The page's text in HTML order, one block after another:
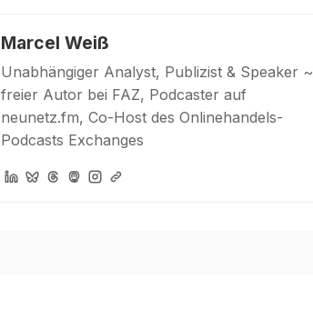
Marcel Weiß
Unabhängiger Analyst, Publizist & Speaker ~
freier Autor bei FAZ, Podcaster auf
neunetz.fm, Co-Host des Onlinehandels-
Podcasts Exchanges